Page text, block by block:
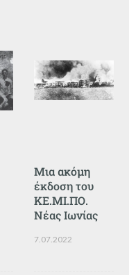
Μια ακόμη
έκδοση του
ΚΕ.ΜΙ.ΠΟ.
Νέας Ιωνίας
7.07.2022